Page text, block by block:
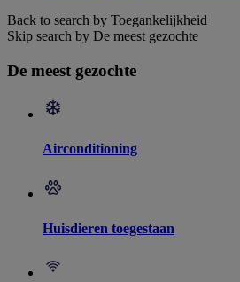
Back to search by Toegankelijkheid
Skip search by De meest gezochte
De meest gezochte
Airconditioning
Huisdieren toegestaan